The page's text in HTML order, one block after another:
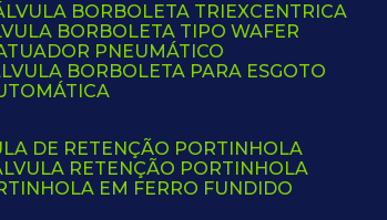
BORBOLETA TRIEXCENTRICA
BORBOLETA TIPO WAFER
PNEUMÁTICO
BORBOLETA PARA ESGOTO
DE RETENÇÃO PORTINHOLA
RETENÇÃO PORTINHOLA
EM FERRO FUNDIDO